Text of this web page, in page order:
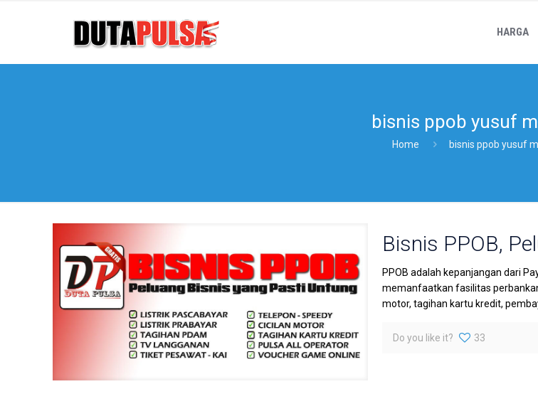
HARGA
bisnis ppob yusuf
Home bisnis ppob yusuf
Bisnis PPOB,
PPOB adalah kepanjangan dari
memanfaatkan fasilitas
motor, tagihan kartu kredit,
Do you like it? 33